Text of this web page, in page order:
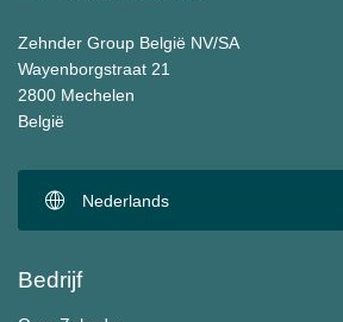
Zehnder Group België NV/SA
Wayenborgstraat 21
2800 Mechelen
België
Nederlands
Bedrijf